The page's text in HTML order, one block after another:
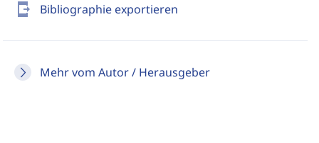
send_to_mobile Bibliographie exportieren
Mehr vom Autor / Herausgeber